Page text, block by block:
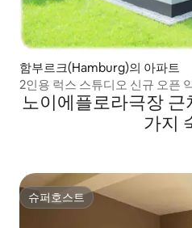
함부르크(Hamburg)의 아파트
2인용 럭스 스튜디오 신규 오픈
노이에플로라극장
가지
슈퍼호스트
슈퍼호스트